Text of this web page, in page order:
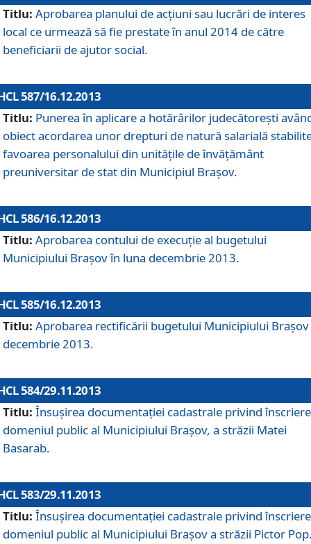
Titlu: Aprobarea planului de acţiuni sau lucrări de interes
local ce urmează să fie prestate în anul 2014 de către
beneficiarii de ajutor social.
587/16.12.2013
Titlu: Punerea în aplicare a hotărârilor judecătoreşti
obiect acordarea unor drepturi de natură salarială
favoarea personalului din unităţile de învăţământ
preuniversitar de stat din Municipiul Braşov.
586/16.12.2013
Titlu: Aprobarea contului de execuţie al bugetului
Municipiului Braşov în luna decembrie 2013.
585/16.12.2013
Titlu: Aprobarea rectificării bugetului Municipiului Braşov
decembrie 2013.
584/29.11.2013
Titlu: Însuşirea documentaţiei cadastrale privind
domeniul public al Municipiului Braşov, a străzii Matei
Basarab.
583/29.11.2013
Titlu: Însuşirea documentaţiei cadastrale privind
domeniul public al Municipiului Braşov a străzii Pictor